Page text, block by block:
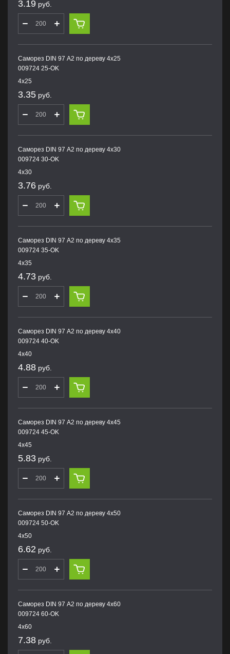
3.19 руб.
Саморез DIN 97 А2 по дереву 4х25
009724 25-OK
4х25
3.35 руб.
Саморез DIN 97 А2 по дереву 4х30
009724 30-OK
4х30
3.76 руб.
Саморез DIN 97 А2 по дереву 4х35
009724 35-OK
4х35
4.73 руб.
Саморез DIN 97 А2 по дереву 4х40
009724 40-OK
4х40
4.88 руб.
Саморез DIN 97 А2 по дереву 4х45
009724 45-OK
4х45
5.83 руб.
Саморез DIN 97 А2 по дереву 4х50
009724 50-OK
4х50
6.62 руб.
Саморез DIN 97 А2 по дереву 4х60
009724 60-OK
4х60
7.38 руб.